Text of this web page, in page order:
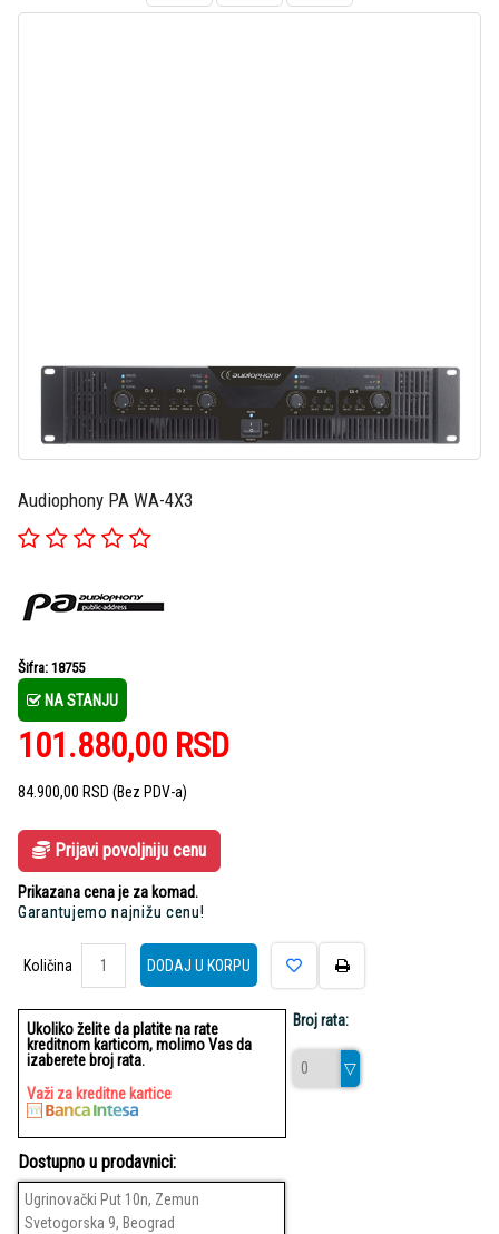
Audiophony PA WA-4X3
Šifra: 18755
NA STANJU
101.880,00 RSD
84.900,00 RSD (Bez PDV-a)
Prijavi povoljniju cenu
Prikazana cena je za komad.
Garantujemo najnižu cenu!
Količina
Količina
DODAJ U KORPU
Ukoliko želite da platite na rate
kreditnom karticom, molimo Vas da
izaberete broj rata.
Važi za kreditne kartice
Broj rata:
Dostupno u prodavnici:
Ugrinovački Put 10n, Zemun
Svetogorska 9, Beograd